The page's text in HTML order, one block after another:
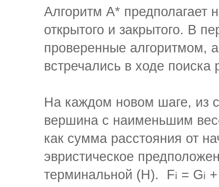
Алгоритм A* предполагает
открытого и закрытого. В
проверенные алгоритмом,
встречались в ходе
На каждом новом шаге, из
вершина с наименьшим
как сумма расстояния от
эвристическое
терминальной (H). Fi = Gi